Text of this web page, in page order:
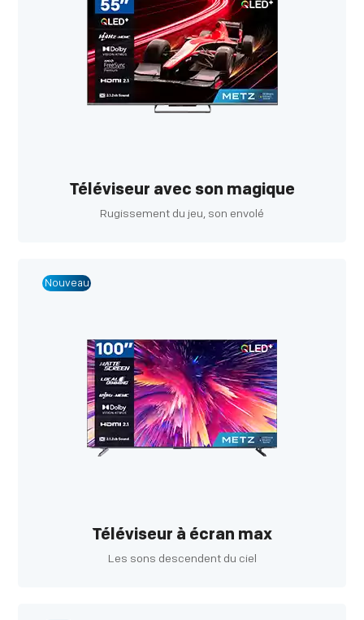
Téléviseur avec son magique
Rugissement du jeu, son envolé
Nouveau
Téléviseur à écran max
Les sons descendent du ciel